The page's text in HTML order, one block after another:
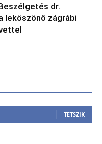
dr.
leköszönő zágrábi
TETSZIK